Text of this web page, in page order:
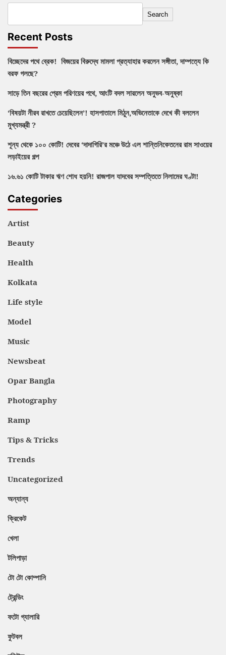
Search
Recent Posts
বিচ্ছেদের পথে ব্রেক! বিজয়ের বিরুদ্ধে মামলা প্রত্যাহার করলেন সঙ্গীতা, দাম্পত্যে কি
বরফ গলছে?
সাড়ে তিন বছরের প্রেম পরিণয়ের পথে, আংটি বদল সারলেন অনুভব-অনুষ্কা
‘বিষয়টা নীরব রাখতে চেয়েছিলেন’! হাসপাতালে মিঠুন,অভিনেতাকে দেখে কী বললেন
মুখ্যমন্ত্রী ?
শূন্য থেকে ১০০ কোটি! দেবের ‘দাদাগিরি’র মঞ্চে উঠে এল শান্তিনিকেতনের রাম সাওয়ের
লড়াইয়ের গল্প
১৬.৬১ কোটি টাকার ঋণ শোধ হয়নি! রাজপাল যাদবের সম্পত্তিতে নিলামের ঘণ্টা!
Categories
Artist
Beauty
Health
Kolkata
Life style
Model
Music
Newsbeat
Opar Bangla
Photography
Ramp
Tips & Tricks
Trends
Uncategorized
অন্যান্য
ক্রিকেট
খেলা
টলিপাড়া
টো টো কোম্পানি
ট্রেন্ডিং
ফটো গ্যালারি
ফুটবল